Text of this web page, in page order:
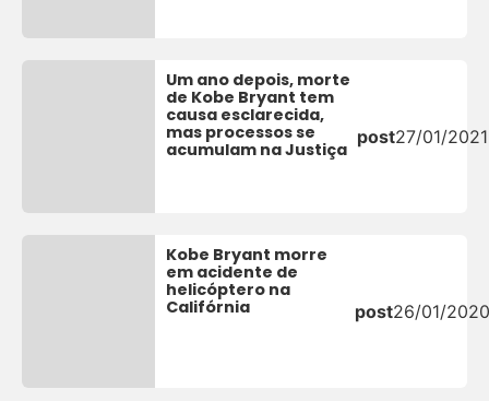
Um ano depois, morte
de Kobe Bryant tem
causa esclarecida,
mas processos se
acumulam na Justiça
post27/01/2021
Kobe Bryant morre
em acidente de
helicóptero na
Califórnia
post26/01/